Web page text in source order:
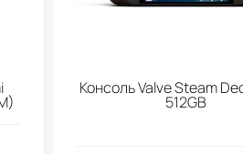
Консоль Valve Steam
512GB